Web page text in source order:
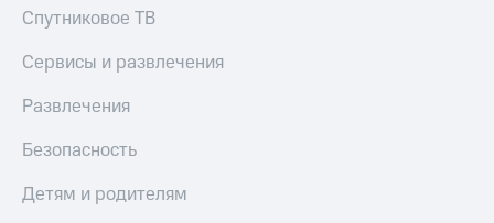
Спутниковое ТВ
Сервисы и развлечения
Развлечения
Безопасность
Детям и родителям